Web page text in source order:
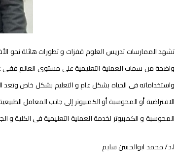
تشهد الممارسات تدريس العلوم قفزات و تطورات هائلة نحو
واضحة من سمات العملية التعليمية على مستوى العالم ففى
واستخداماته فى الحياه بشكل عام و التعليم بشكل خاص وتعد
الافتراضية أو المحوسبة أو الكمبيوتر إلى جانب المعامل
المحوسبة و الكمبيوتر لخدمة العملية التعليمية فى الكلية و
ا.د/ محمد ابوالحسن سليم